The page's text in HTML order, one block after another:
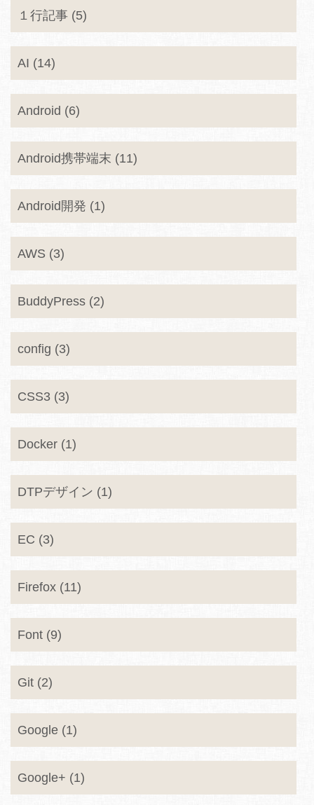
１行記事 (5)
AI (14)
Android (6)
Android携帯端末 (11)
Android開発 (1)
AWS (3)
BuddyPress (2)
config (3)
CSS3 (3)
Docker (1)
DTPデザイン (1)
EC (3)
Firefox (11)
Font (9)
Git (2)
Google (1)
Google+ (1)